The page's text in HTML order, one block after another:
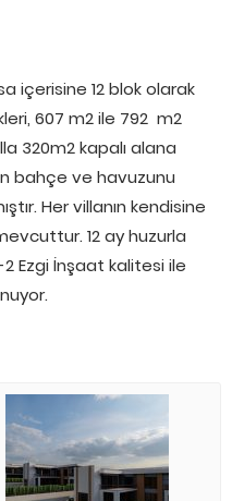
içerisine 12 blok olarak
607 m2 ile 792 m2
320m2 kapalı alana
bahçe ve havuzunu
Her villanın kendisine
12 ay huzurla
Ezgi İnşaat kalitesi ile